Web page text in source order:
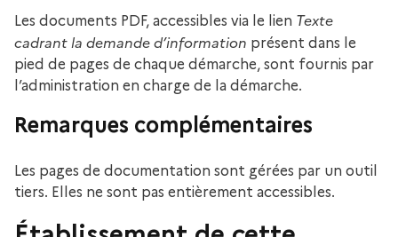
Les documents PDF, accessibles via le lien Texte
cadrant la demande d’information présent dans le
pied de pages de chaque démarche, sont fournis par
l’administration en charge de la démarche.
Remarques complémentaires
Les pages de documentation sont gérées par un outil
tiers. Elles ne sont pas entièrement accessibles.